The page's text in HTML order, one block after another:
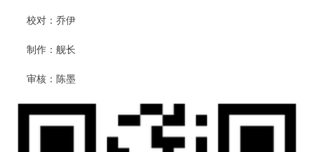
校对：乔伊
制作：舰长
审核：陈墨